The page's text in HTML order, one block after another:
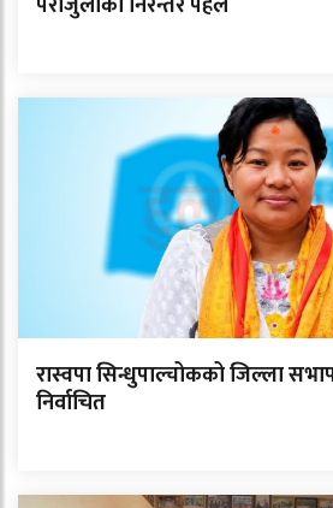
रास्वपा सिन्धुपाल्चोकको जिल्ला
निर्वाचित